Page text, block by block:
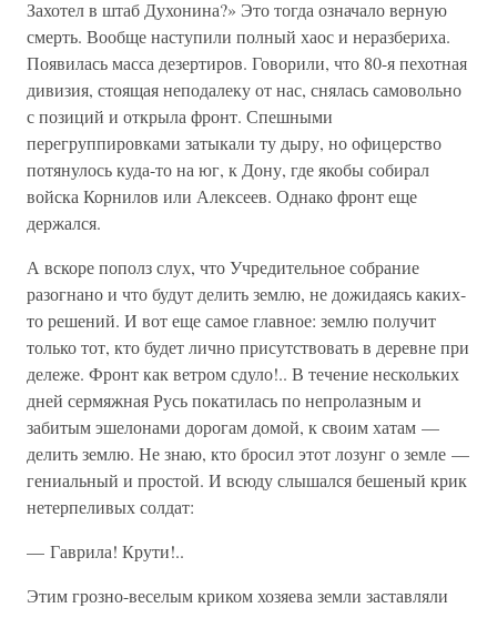
Захотел в штаб Духонина?» Это тогда означало верную
смерть. Вообще наступили полный хаос и неразбериха.
Появилась масса дезертиров. Говорили, что 80-я пехотная
дивизия, стоящая неподалеку от нас, снялась самовольно
с позиций и открыла фронт. Спешными
перегруппировками затыкали ту дыру, но офицерство
потянулось куда-то на юг, к Дону, где якобы собирал
войска Корнилов или Алексеев. Однако фронт еще
держался.
А вскоре пополз слух, что Учредительное собрание
разогнано и что будут делить землю, не дожидаясь каких-
то решений. И вот еще самое главное: землю получит
только тот, кто будет лично присутствовать в деревне при
дележе. Фронт как ветром сдуло!.. В течение нескольких
дней сермяжная Русь покатилась по непролазным и
забитым эшелонами дорогам домой, к своим хатам —
делить землю. Не знаю, кто бросил этот лозунг о земле —
гениальный и простой. И всюду слышался бешеный крик
нетерпеливых солдат:
— Гаврила! Крути!..
Этим грозно-веселым криком хозяева земли заставляли